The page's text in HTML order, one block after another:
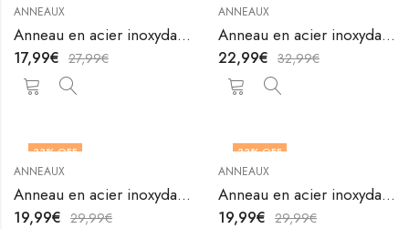
OUT OF STOCK
ANNEAUX
Anneau en acier inoxydable plaqué or 18K de V&F Jewelers
17,99€ 27,99€
OUT OF STOCK
ANNEAUX
Anneau en acier inoxydable plaqué or 18K de V&F Jewelers
22,99€ 32,99€
33% OFF
OUT OF STOCK
ANNEAUX
Anneau en acier inoxydable plaqué or 18K de V&F Jewelers
19,99€ 29,99€
33% OFF
ANNEAUX
Anneau en acier inoxydable plaqué or 18K de V&F Jewelers
19,99€ 29,99€